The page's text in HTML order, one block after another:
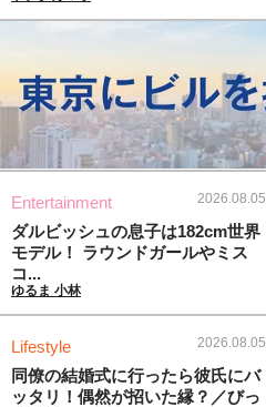
Entertainment 2026.08.05
ダルビッシュの息子は182cm世界
モデル！ ラウンドガールやミス
コ...
ゆるま 小林
Lifestyle 2026.08.05
同僚の結婚式に行ったら彼氏にバ
ッタリ！偶然が招いた縁？／びっ